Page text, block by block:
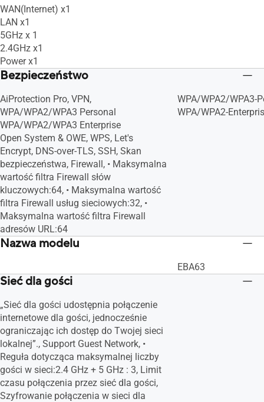
WAN(Internet) x1
LAN x1
5GHz x 1
2.4GHz x1
Power x1
Bezpieczeństwo
AiProtection Pro, VPN,
WPA/WPA2/WPA3 Personal
WPA/WPA2/WPA3 Enterprise
Open System & OWE, WPS, Let's
Encrypt, DNS-over-TLS, SSH, Skan
bezpieczeństwa, Firewall, • Maksymalna
wartość filtra Firewall słów
kluczowych:64, • Maksymalna wartość
filtra Firewall usług sieciowych:32, •
Maksymalna wartość filtra Firewall
adresów URL:64
WPA/WPA2/WPA3-
WPA/WPA2-
Nazwa modelu
EBA63
Sieć dla gości
„Sieć dla gości udostępnia połączenie
internetowe dla gości, jednocześnie
ograniczając ich dostęp do Twojej sieci
lokalnej”., Support Guest Network, •
Reguła dotycząca maksymalnej liczby
gości w sieci:2.4 GHz + 5 GHz : 3, Limit
czasu połączenia przez sieć dla gości,
Szyfrowanie połączenia w sieci dla